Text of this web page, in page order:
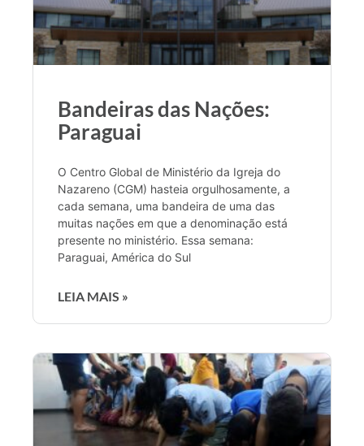
Bandeiras das Nações:
Paraguai
O Centro Global de Ministério da Igreja do
Nazareno (CGM) hasteia orgulhosamente, a
cada semana, uma bandeira de uma das
muitas nações em que a denominação está
presente no ministério. Essa semana:
Paraguai, América do Sul
LEIA MAIS »